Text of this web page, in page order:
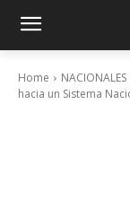
Home NACIONALES
hacia un Sistema